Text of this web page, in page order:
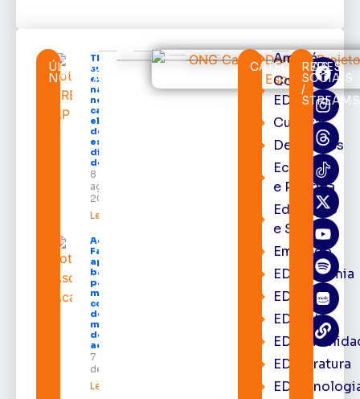
ÚLTIMAS
NOTÍCIAS
TRE-AP
suspende
expediente
na sede e
nos
cartórios
eleitorais
de todo o
estado nos
dias 10 e 11
de agosto
8 de
agosto de
2026
Leia mais »
Acácio
Favacho
apresenta
balanço
parcial do
mandato
com mais
de R$ 668
milhões
destinados
ao Amapá
7 de agosto
de 2026
Leia mais »
CATEGORIAS
Amapá
Cortes
EDcast
Cultura
Destaques
Economia
e Política
Educação
e Saúde
Emprego
EDacademia
EDbrasília
EDcast
EDliteratura
REDES
SOCIAIS
/
STREAMS